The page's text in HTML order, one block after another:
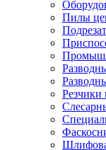
Пилы
Резчики